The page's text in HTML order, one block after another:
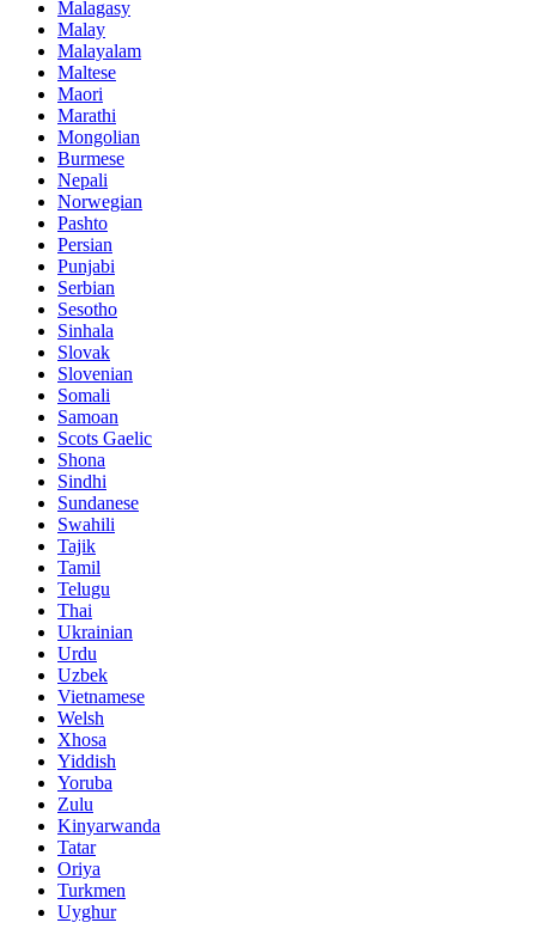
Malagasy
Malay
Malayalam
Maltese
Maori
Marathi
Mongolian
Burmese
Nepali
Norwegian
Pashto
Persian
Punjabi
Serbian
Sesotho
Sinhala
Slovak
Slovenian
Somali
Samoan
Scots Gaelic
Shona
Sindhi
Sundanese
Swahili
Tajik
Tamil
Telugu
Thai
Ukrainian
Urdu
Uzbek
Vietnamese
Welsh
Xhosa
Yiddish
Yoruba
Zulu
Kinyarwanda
Tatar
Oriya
Turkmen
Uyghur